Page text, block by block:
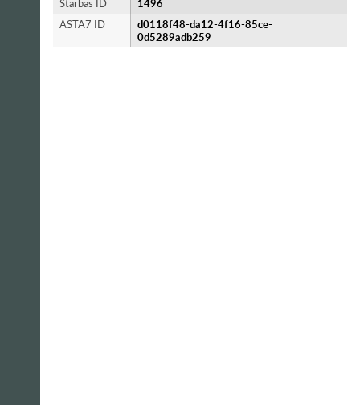
Starbas ID
1496
ASTA7 ID
d0118f48-da12-4f16-85ce-
0d5289adb259